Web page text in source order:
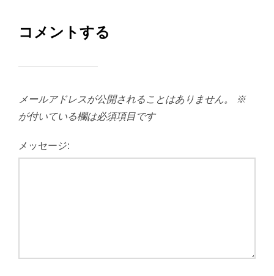
コメントする
メールアドレスが公開されることはありません。
※
が付いている欄は必須項目です
メッセージ: